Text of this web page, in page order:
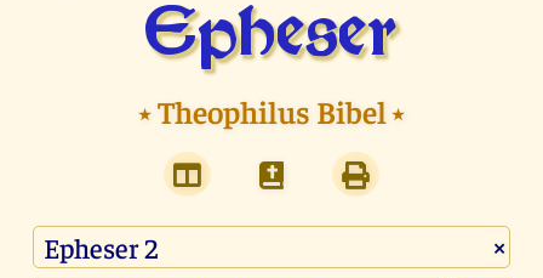
Epheser
⭑Theophilus Bibel⭑
×